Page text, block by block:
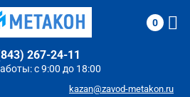
с 9:00 до 18:00
267-24-11
kazan@zavod-metakon.ru
0